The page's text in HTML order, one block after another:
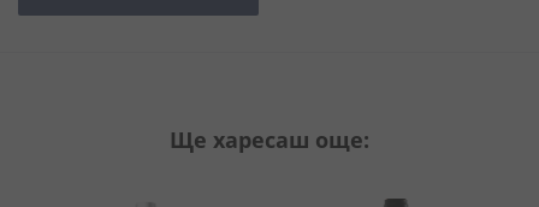
Ще харесаш още: